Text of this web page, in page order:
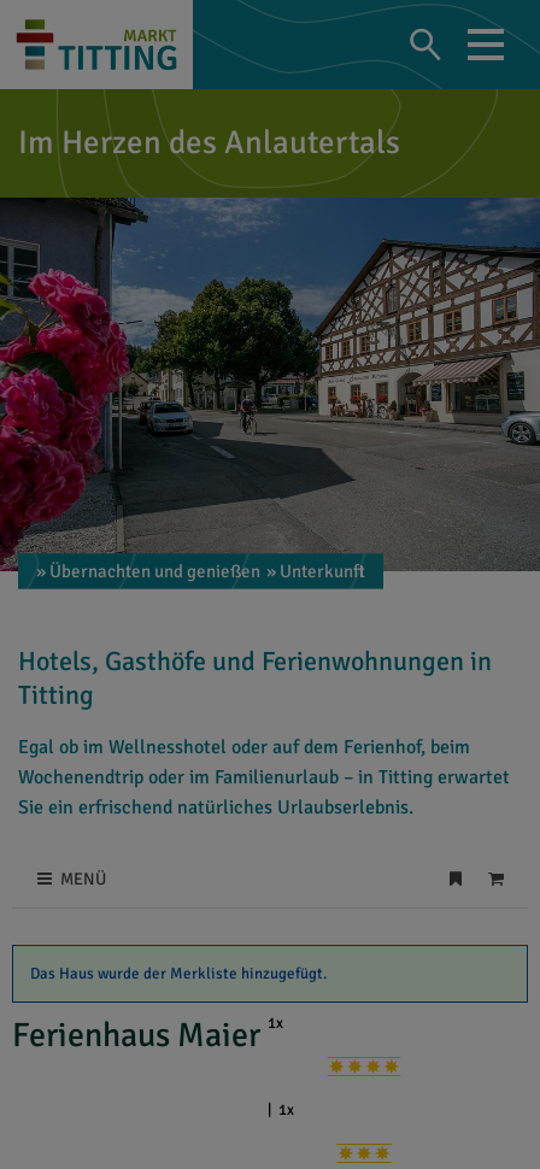
Im Herzen des Anlautertals
» Übernachten und genießen » Unterkunft
Hotels, Gasthöfe und Ferienwohnungen in
Titting
Egal ob im Wellnesshotel oder auf dem Ferienhof, beim
Wochenendtrip oder im Familienurlaub – in Titting erwartet
Sie ein erfrischend natürliches Urlaubserlebnis.
MENÜ
Das Haus wurde der Merkliste hinzugefügt.
Ferienhaus Maier 1x
1x